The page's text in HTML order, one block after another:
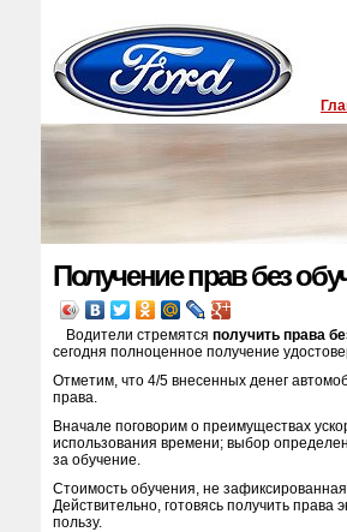
Получение прав без
Водители стремятся получить права
сегодня полноценное получение
Отметим, что 4/5 внесенных денег
права.
Вначале поговорим о преимуществах
использования времени; выбор
за обучение.
Стоимость обучения, не
Действительно, готовясь получить права
пользу.